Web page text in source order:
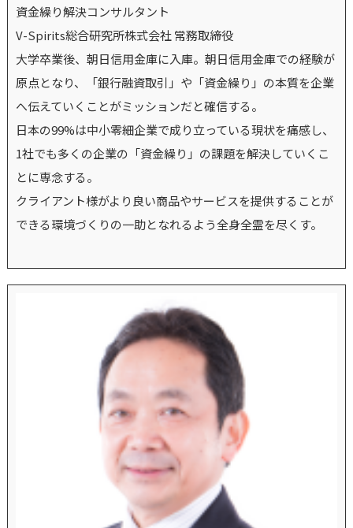
資金繰り解決コンサルタント
V-Spirits総合研究所株式会社 常務取締役
大学卒業後、朝日信用金庫に入庫。朝日信用金庫での経験が
原点となり、「銀行融資取引」や「資金繰り」の本質を企業
へ伝えていくことがミッションだと確信する。
日本の99%は中小零細企業で成り立っている現状を痛感し、
1社でも多くの企業の「資金繰り」の課題を解決していくこ
とに専念する。
クライアント様がより良い商品やサービスを提供することが
できる環境づくりの一助となれるよう全身全霊を尽くす。